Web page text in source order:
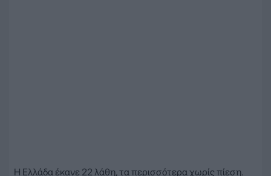
Η Ελλάδα έκανε 22 λάθη, τα περισσότερα χωρίς πίεση.